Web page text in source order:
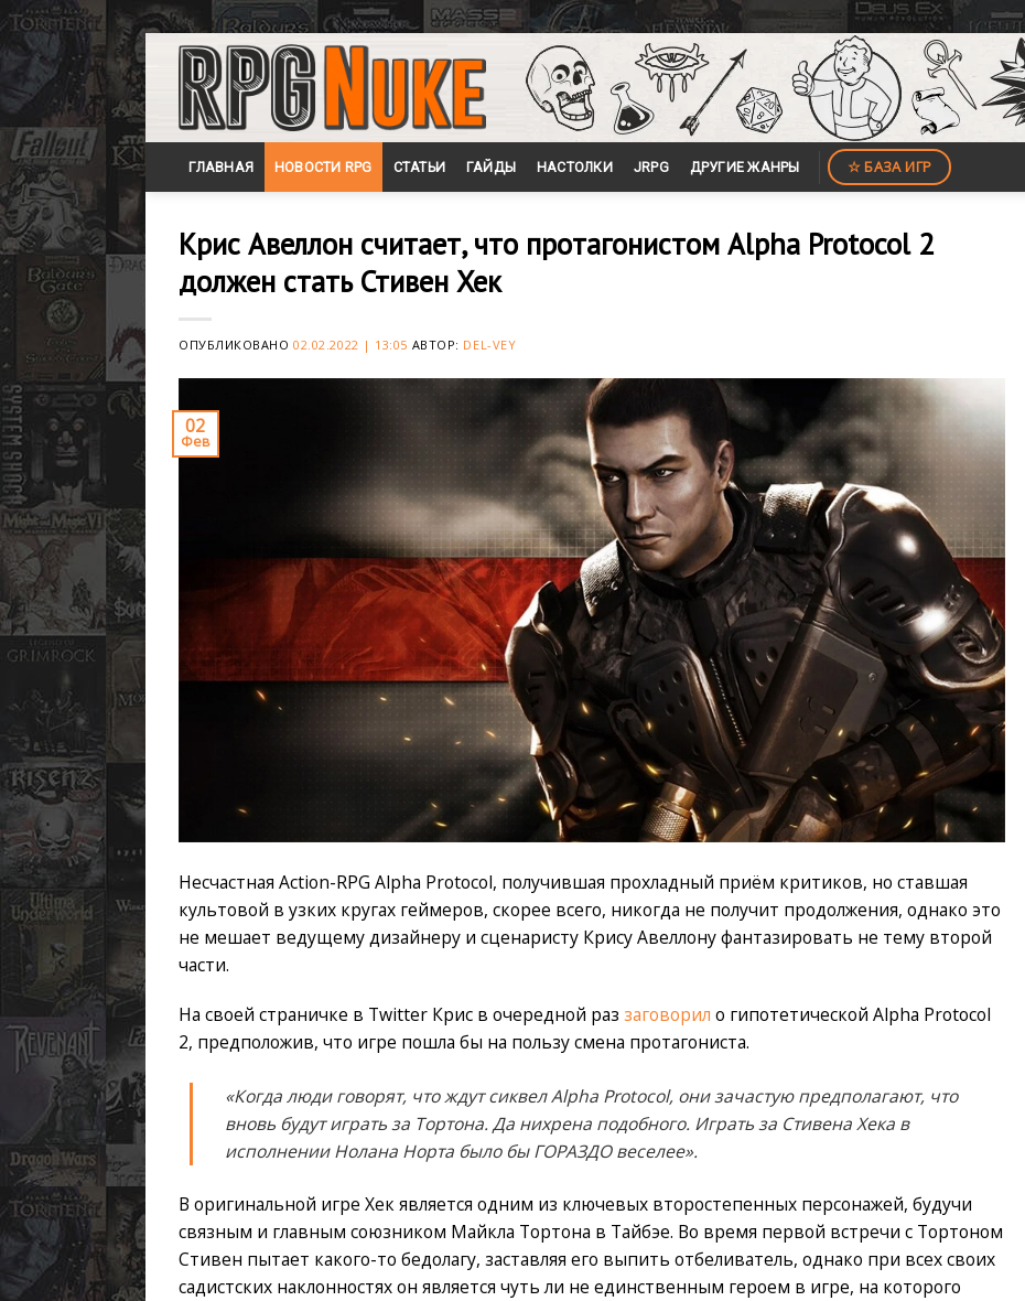
Skip
content
ГЛАВНАЯ НОВОСТИ RPG СТАТЬИ ГАЙДЫ НАСТОЛКИ JRPG ДРУГИЕ ЖАНРЫ ☆ БАЗА ИГР
Крис Авеллон считает, что протагонистом Alpha Protocol 2
должен стать Стивен Хек
ОПУБЛИКОВАНО02.02.2022 | 13:05 АВТОР: DEL-VEY
02
Фев
Несчастная Action-RPG Alpha Protocol, получившая прохладный приём критиков, но ставшая
культовой в узких кругах геймеров, скорее всего, никогда не получит продолжения, однако это
не мешает ведущему дизайнеру и сценаристу Крису Авеллону фантазировать не тему второй
части.
На своей страничке в Twitter Крис в очередной раз заговорил о гипотетической Alpha Protocol
2, предположив, что игре пошла бы на пользу смена протагониста.
«Когда люди говорят, что ждут сиквел Alpha Protocol, они зачастую предполагают, что
вновь будут играть за Тортона. Да нихрена подобного. Играть за Стивена Хека в
исполнении Нолана Норта было бы ГОРАЗДО веселее».
В оригинальной игре Хек является одним из ключевых второстепенных персонажей, будучи
связным и главным союзником Майкла Тортона в Тайбэе. Во время первой встречи с Тортоном
Стивен пытает какого-то бедолагу, заставляя его выпить отбеливатель, однако при всех своих
садистских наклонностях он является чуть ли не единственным героем в игре, на которого